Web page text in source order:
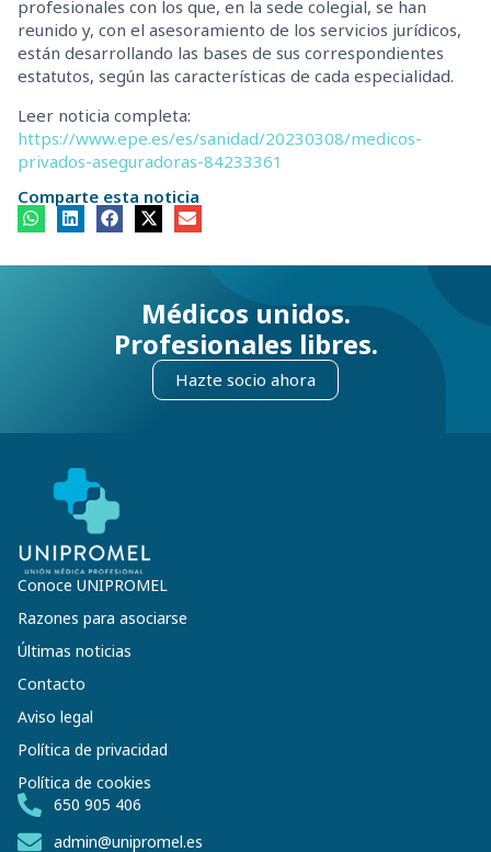
profesionales con los que, en la sede colegial, se han
reunido y, con el asesoramiento de los servicios jurídicos,
están desarrollando las bases de sus correspondientes
estatutos, según las características de cada especialidad.
Leer noticia completa:
https://www.epe.es/es/sanidad/20230308/medicos-
privados-aseguradoras-84233361
Comparte esta noticia
Médicos unidos.
Profesionales libres.
Hazte socio ahora
Conoce UNIPROMEL
Razones para asociarse
Últimas noticias
Contacto
Aviso legal
Política de privacidad
Política de cookies
650 905 406
admin@unipromel.es